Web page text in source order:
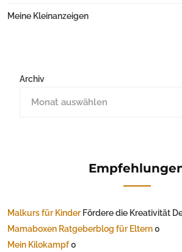
Meine Kleinanzeigen
Archiv
Malkurs für Kinder Fördere die Kreativität
Mamaboxen Ratgeberblog für Eltern0
Mein Kilokampf0